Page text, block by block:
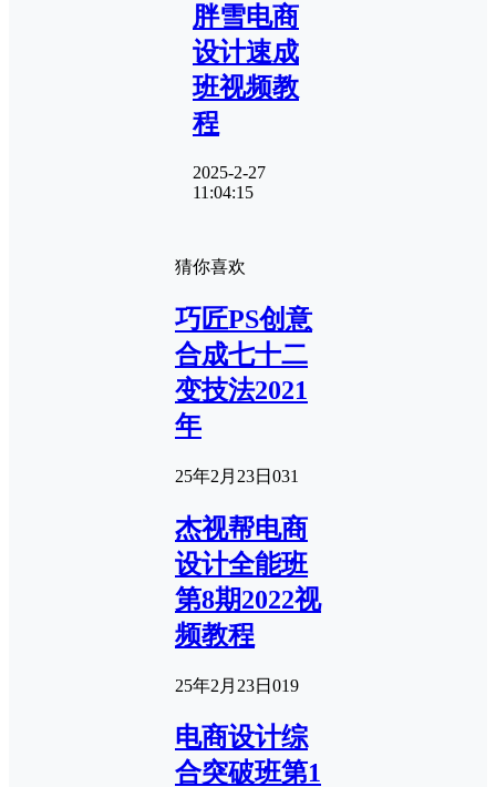
胖雪电商
设计速成
班视频教
程
2025-2-27
11:04:15
猜你喜欢
巧匠PS创意
合成七十二
变技法2021
年
25年2月23日 031
杰视帮电商
设计全能班
第8期2022视
频教程
25年2月23日 019
电商设计综
合突破班第1